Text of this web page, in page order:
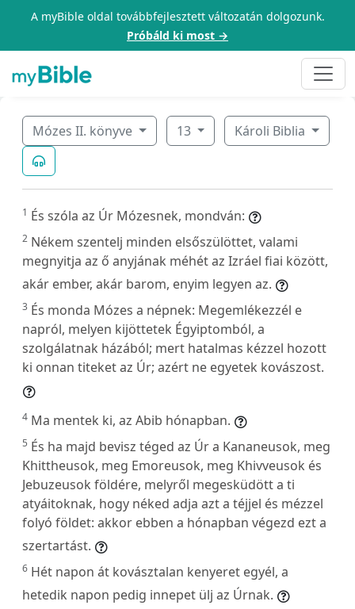
A myBible oldal továbbfejlesztett változatán dolgozunk.
Próbáld ki most →
Mózes II. könyve 13 Károli Biblia
1 És szóla az Úr Mózesnek, mondván:
2 Nékem szentelj minden elsőszülöttet, valami
megnyitja az ő anyjának méhét az Izráel fiai között,
akár ember, akár barom, enyim legyen az.
3 És monda Mózes a népnek: Megemlékezzél e
napról, melyen kijöttetek Égyiptomból, a
szolgálatnak házából; mert hatalmas kézzel hozott
ki onnan titeket az Úr; azért ne egyetek kovászost.
4 Ma mentek ki, az Abib hónapban.
5 És ha majd bevisz téged az Úr a Kananeusok, meg
Khittheusok, meg Emoreusok, meg Khivveusok és
Jebuzeusok földére, melyről megesküdött a ti
atyáitoknak, hogy néked adja azt a téjjel és mézzel
folyó földet: akkor ebben a hónapban végezd ezt a
szertartást.
6 Hét napon át kovásztalan kenyeret egyél, a
hetedik napon pedig innepet ülj az Úrnak.